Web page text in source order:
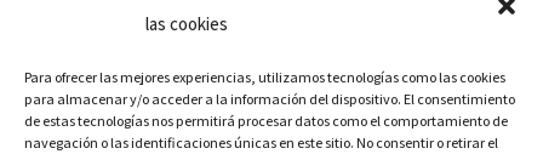
las cookies
Para ofrecer las mejores experiencias, utilizamos tecnologías como las cookies
para almacenar y/o acceder a la información del dispositivo. El consentimiento
de estas tecnologías nos permitirá procesar datos como el comportamiento de
navegación o las identificaciones únicas en este sitio. No consentir o retirar el
+52 811.499.5638
RED DE DISTRIBUCIÓN